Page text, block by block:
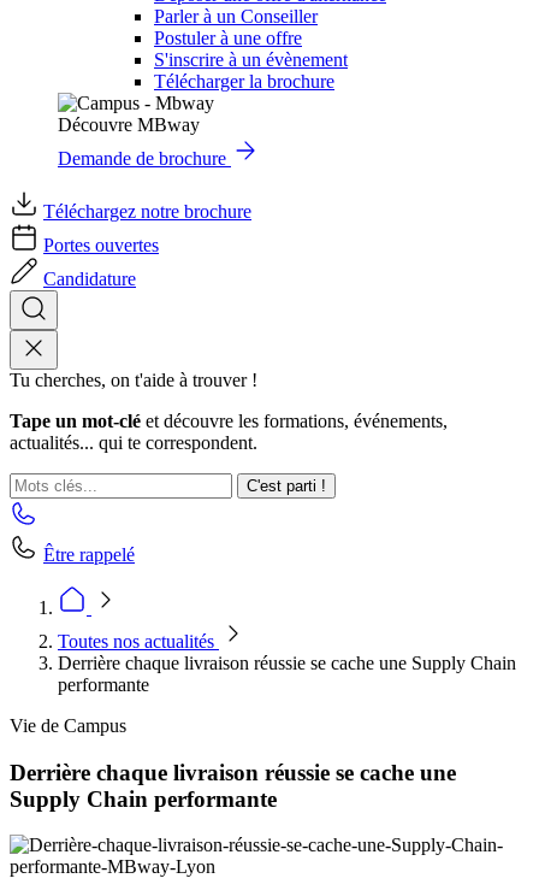
Parler à un Conseiller
Postuler à une offre
S'inscrire à un évènement
Télécharger la brochure
Découvre MBway
Demande de brochure
Téléchargez notre brochure
Portes ouvertes
Candidature
Tu cherches, on t'aide à trouver !
Tape un mot-clé et découvre les formations, événements,
actualités... qui te correspondent.
C'est parti !
Être rappelé
Toutes nos actualités
Derrière chaque livraison réussie se cache une Supply Chain
performante
Vie de Campus
Derrière chaque livraison réussie se cache une
Supply Chain performante